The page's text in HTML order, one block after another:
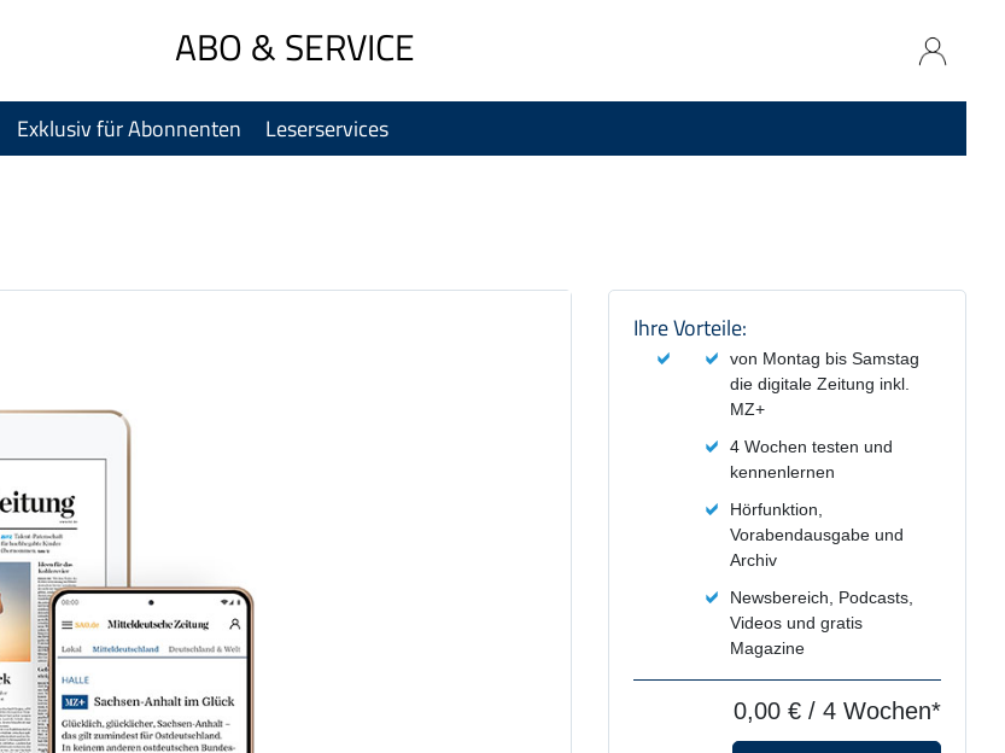
Navigation
direkt
ABO & SERVICE
Exklusiv für Abonnenten Leserservices
Produktzusammenfassung
Ihre Vorteile:
von Montag bis Samstag
die digitale Zeitung inkl.
MZ+
4 Wochen testen und
kennenlernen
Hörfunktion,
Vorabendausgabe und
Archiv
Newsbereich, Podcasts,
Videos und gratis
Magazine
0,00 € / 4 Wochen*